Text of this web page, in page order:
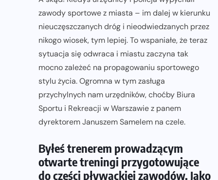
zawody sportowe z miasta – im dalej w kierunku
nieuczęszczanych dróg i nieodwiedzanych przez
nikogo wiosek, tym lepiej. To wspaniałe, że teraz
sytuacja się odwraca i miastu zaczyna tak
mocno zależeć na propagowaniu sportowego
stylu życia. Ogromna w tym zasługa
przychylnych nam urzędników, choćby Biura
Sportu i Rekreacji w Warszawie z panem
dyrektorem Januszem Samelem na czele.
Byłeś trenerem prowadzącym
otwarte treningi przygotowujące
do części pływackiej zawodów. Jako